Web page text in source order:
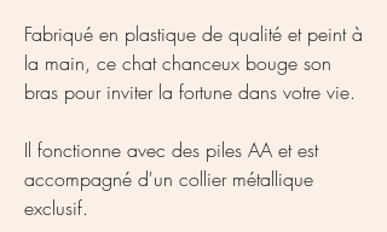
Fabriqué en plastique de qualité et peint à
la main, ce chat chanceux bouge son
bras pour inviter la fortune dans votre vie.
Il fonctionne avec des piles AA et est
accompagné d'un collier métallique
exclusif.